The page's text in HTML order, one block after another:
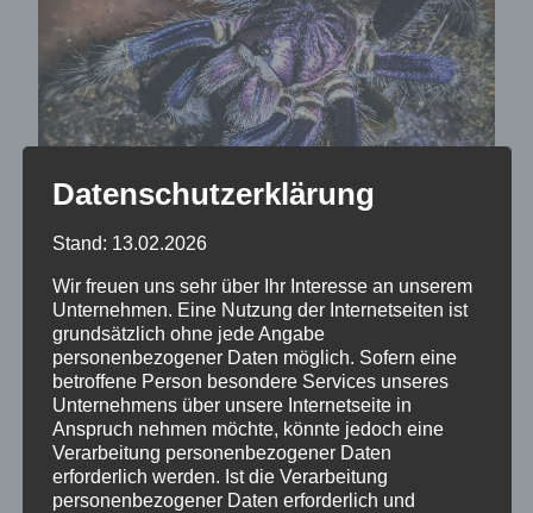
Phormictopus sp.
dominican purple
Datenschutzerklärung
Stand: 13.02.2026
Wir freuen uns sehr über Ihr Interesse an unserem
Unternehmen. Eine Nutzung der Internetseiten ist
grundsätzlich ohne jede Angabe
personenbezogener Daten möglich. Sofern eine
betroffene Person besondere Services unseres
Unternehmens über unsere Internetseite in
Anspruch nehmen möchte, könnte jedoch eine
Verarbeitung personenbezogener Daten
erforderlich werden. Ist die Verarbeitung
personenbezogener Daten erforderlich und